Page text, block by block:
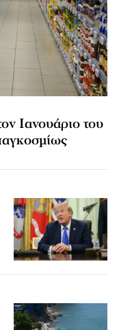
Ιανουάριο του